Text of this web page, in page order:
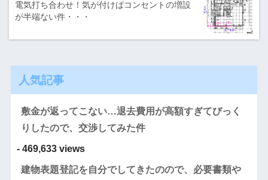
電気打ち合わせ！気が付けばコンセントの増設
が半端ない件・・・
人気記事
敷金が返ってこない…退去費用が高額すぎてびっく
りしたので、交渉してみた件
- 469,633 views
建物表題登記を自分でしてきたのので、必要書類や